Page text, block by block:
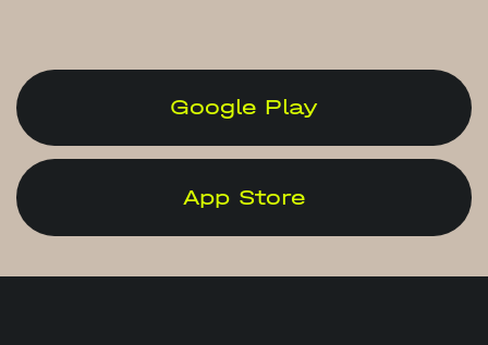
Google Play
App Store